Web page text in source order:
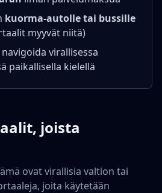
kuorma-autolle tai bussille
myyvät niitä)
virallisessa
paikallisella kielellä
joista
ovat virallisia valtion tai
joita käytetään